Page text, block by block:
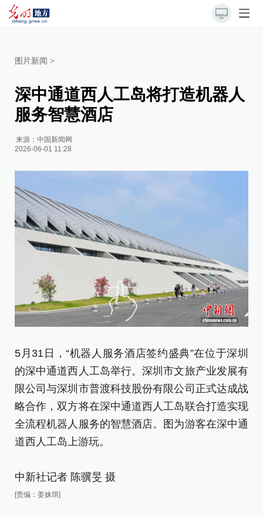
图片新闻 >
深中通道西人工岛将打造机器人
服务智慧酒店
来源：中国新闻网
2026-06-01 11:28
5月31日，“机器人服务酒店签约盛典”在位于深圳
的深中通道西人工岛举行。深圳市文旅产业发展有
限公司与深圳市普渡科技股份有限公司正式达成战
略合作，双方将在深中通道西人工岛联合打造实现
全流程机器人服务的智慧酒店。图为游客在深中通
道西人工岛上游玩。
中新社记者 陈骥旻 摄
[责编：姜姝琪]